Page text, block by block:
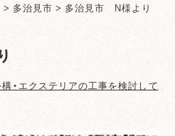
> 多治見市 > 多治見市 N様より
・エクステリアの工事を検討して